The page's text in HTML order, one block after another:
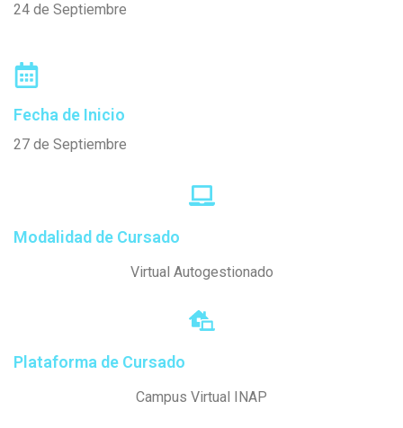
24 de Septiembre
Fecha de Inicio
27 de Septiembre
Modalidad de Cursado
Virtual Autogestionado
Plataforma de Cursado
Campus Virtual INAP